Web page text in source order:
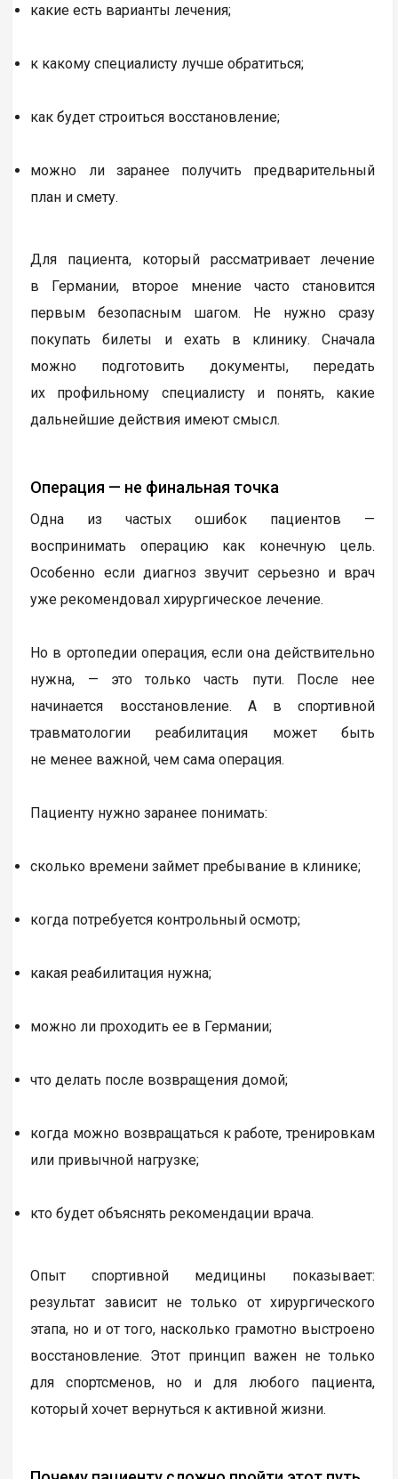
какие есть варианты лечения;
к какому специалисту лучше обратиться;
как будет строиться восстановление;
можно ли заранее получить предварительный
план и смету.
Для пациента, который рассматривает лечение
в Германии, второе мнение часто становится
первым безопасным шагом. Не нужно сразу
покупать билеты и ехать в клинику. Сначала
можно подготовить документы, передать
их профильному специалисту и понять, какие
дальнейшие действия имеют смысл.
Операция — не финальная точка
Одна из частых ошибок пациентов —
воспринимать операцию как конечную цель.
Особенно если диагноз звучит серьезно и врач
уже рекомендовал хирургическое лечение.
Но в ортопедии операция, если она действительно
нужна, — это только часть пути. После нее
начинается восстановление. А в спортивной
травматологии реабилитация может быть
не менее важной, чем сама операция.
Пациенту нужно заранее понимать:
сколько времени займет пребывание в клинике;
когда потребуется контрольный осмотр;
какая реабилитация нужна;
можно ли проходить ее в Германии;
что делать после возвращения домой;
когда можно возвращаться к работе, тренировкам
или привычной нагрузке;
кто будет объяснять рекомендации врача.
Опыт спортивной медицины показывает:
результат зависит не только от хирургического
этапа, но и от того, насколько грамотно выстроено
восстановление. Этот принцип важен не только
для спортсменов, но и для любого пациента,
который хочет вернуться к активной жизни.